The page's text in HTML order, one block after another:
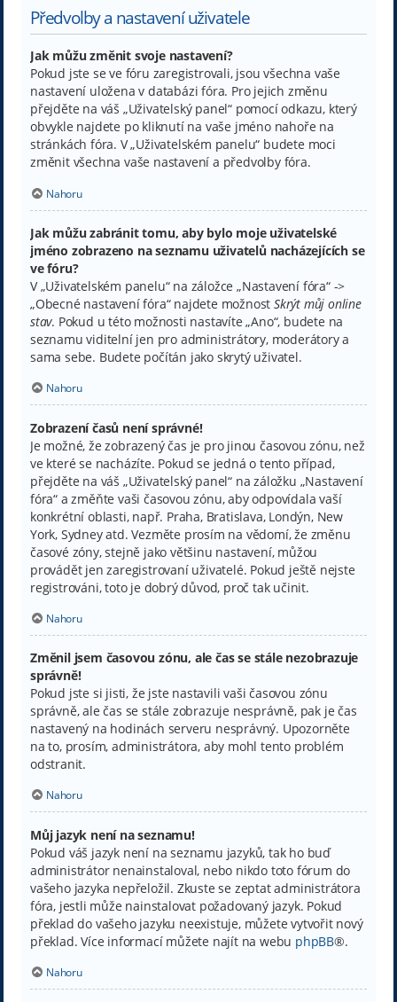
Předvolby a nastavení uživatele
Jak můžu změnit svoje nastavení?
Pokud jste se ve fóru zaregistrovali, jsou všechna vaše
nastavení uložena v databázi fóra. Pro jejich změnu
přejděte na váš „Uživatelský panel“ pomocí odkazu, který
obvykle najdete po kliknutí na vaše jméno nahoře na
stránkách fóra. V „Uživatelském panelu“ budete moci
změnit všechna vaše nastavení a předvolby fóra.
Nahoru
Jak můžu zabránit tomu, aby bylo moje uživatelské
jméno zobrazeno na seznamu uživatelů nacházejících se
ve fóru?
V „Uživatelském panelu“ na záložce „Nastavení fóra“ ->
„Obecné nastavení fóra“ najdete možnost Skrýt můj online
stav. Pokud u této možnosti nastavíte „Ano“, budete na
seznamu viditelní jen pro administrátory, moderátory a
sama sebe. Budete počítán jako skrytý uživatel.
Nahoru
Zobrazení časů není správné!
Je možné, že zobrazený čas je pro jinou časovou zónu, než
ve které se nacházíte. Pokud se jedná o tento případ,
přejděte na váš „Uživatelský panel“ na záložku „Nastavení
fóra“ a změňte vaši časovou zónu, aby odpovídala vaší
konkrétní oblasti, např. Praha, Bratislava, Londýn, New
York, Sydney atd. Vezměte prosím na vědomí, že změnu
časové zóny, stejně jako většinu nastavení, můžou
provádět jen zaregistrovaní uživatelé. Pokud ještě nejste
registrováni, toto je dobrý důvod, proč tak učinit.
Nahoru
Změnil jsem časovou zónu, ale čas se stále nezobrazuje
správně!
Pokud jste si jisti, že jste nastavili vaši časovou zónu
správně, ale čas se stále zobrazuje nesprávně, pak je čas
nastavený na hodinách serveru nesprávný. Upozorněte
na to, prosím, administrátora, aby mohl tento problém
odstranit.
Nahoru
Můj jazyk není na seznamu!
Pokud váš jazyk není na seznamu jazyků, tak ho buď
administrátor nenainstaloval, nebo nikdo toto fórum do
vašeho jazyka nepřeložil. Zkuste se zeptat administrátora
fóra, jestli může nainstalovat požadovaný jazyk. Pokud
překlad do vašeho jazyku neexistuje, můžete vytvořit nový
překlad. Více informací můžete najít na webu phpBB®.
Nahoru